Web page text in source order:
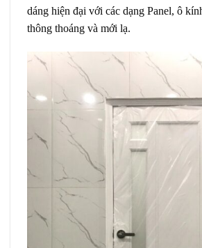
dáng hiện đại với các dạng Panel, ô
thông thoáng và mới lạ.